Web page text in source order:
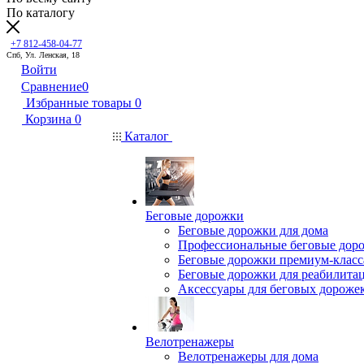
По каталогу
+7 812-458-04-77
Спб, Ул. Ленская, 18
Войти
Сравнение0
Избранные товары 0
Корзина 0
Каталог
Беговые дорожки
Беговые дорожки для дома
Профессиональные беговые
Беговые дорожки премиум-
Беговые дорожки для
Аксессуары для беговых
Велотренажеры
Велотренажеры для дома